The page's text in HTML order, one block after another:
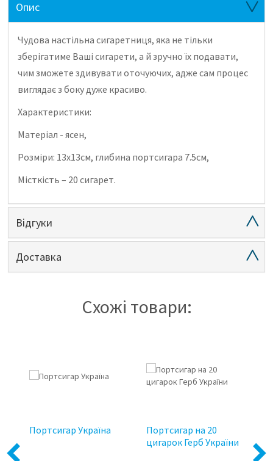
Опис
Чудова настільна сигаретниця, яка не тільки
зберігатиме Ваші сигарети, а й зручно їх подавати,
чим зможете здивувати оточуючих, адже сам процес
виглядає з боку дуже красиво.
Характеристики:
Матеріал - ясен,
Розміри: 13х13см, глибина портсигара 7.5см,
Місткість – 20 сигарет.
Відгуки
Доставка
Схожі товари:
Previous
Портсигар Україна
Портсигар на 20
цигарок Герб України
Next